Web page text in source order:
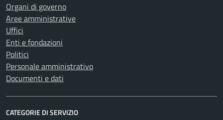
Organi di governo
Aree amministrative
Uffici
Enti e fondazioni
Politici
Personale amministrativo
Documenti e dati
CATEGORIE DI SERVIZIO